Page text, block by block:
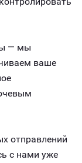
— мы
ваше
отправлений
с нами уже